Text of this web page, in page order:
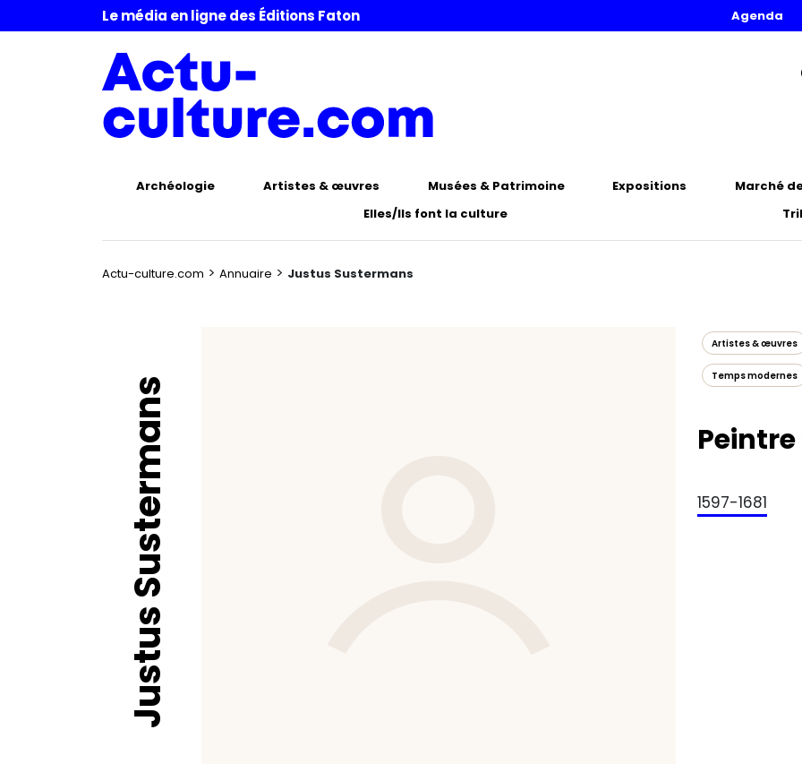
Le média en ligne des Éditions Faton Agenda
Archéologie Artistes & œuvres Musées & Patrimoine Expositions Marché
Elles/Ils font la culture
Actu-culture.com > Annuaire > Justus Sustermans
Justus Sustermans
Artistes & œuvres
Temps modernes
1597-1681